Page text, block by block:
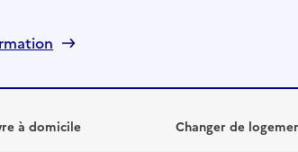
à domicile Changer de